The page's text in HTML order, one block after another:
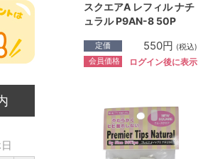
スクエアA レフィル ナチ
ュラル P9AN-8 50P
定価 550円 (税込)
会員価格 ログイン後に表示